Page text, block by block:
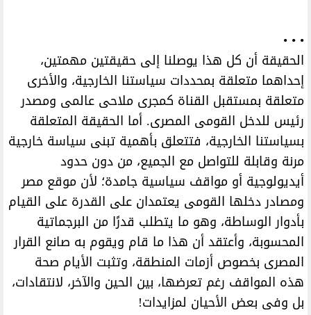
• • •
الحقيقة أن كل هذا يوصلنا إلى حقيقتين مهمتين،
إحداهما متعلقة بمحددات سياستنا الخارجية، والأخرى
متعلقة بمستقبل القناة كمجرى ملاحى عالمى ومصدر
رئيس للدخل القومى المصرى. أما الحقيقة المتعلقة
بسياستنا الخارجية، فتتعلق بأهمية تبنى سياسة خارجية
مرنة وقابلة للتواصل مع الجميع، من دون حدود
أيديولوجية أو مواقف سياسية جامدة؛ لأن موقع مصر
ومصادر دخلها القومى يعتمدان على القدرة على القيام
بأدوار الوساطة، وهو ما يتطلب قدرًا من البرجماتية
المحسوبة، وأعتقد أن هذا ما قام ويقوم به صانع القرار
المصرى بخصوص أزمات المنطقة، وتثبت الأيام صحة
هذه المواقف رغم تعرضها، بين الحين والآخر، لانتقادات،
بل وفى بعض الأحيان لمزايدات!